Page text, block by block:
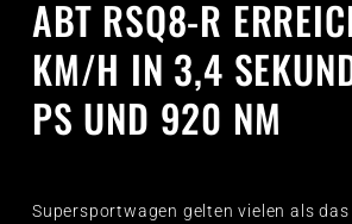
ABT RSQ8-R
KM/H IN 3,4
PS UND 920 NM
Supersportwagen gelten vielen als